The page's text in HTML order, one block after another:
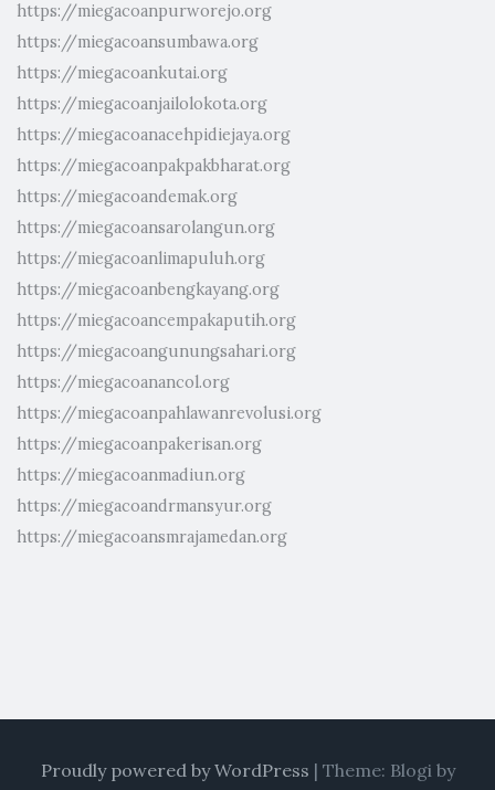
https://miegacoanpurworejo.org
https://miegacoansumbawa.org
https://miegacoankutai.org
https://miegacoanjailolokota.org
https://miegacoanacehpidiejaya.org
https://miegacoanpakpakbharat.org
https://miegacoandemak.org
https://miegacoansarolangun.org
https://miegacoanlimapuluh.org
https://miegacoanbengkayang.org
https://miegacoancempakaputih.org
https://miegacoangunungsahari.org
https://miegacoanancol.org
https://miegacoanpahlawanrevolusi.org
https://miegacoanpakerisan.org
https://miegacoanmadiun.org
https://miegacoandrmansyur.org
https://miegacoansmrajamedan.org
Proudly powered by WordPress | Theme: Blogi by